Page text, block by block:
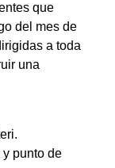
que
del mes de
a toda
una
punto de